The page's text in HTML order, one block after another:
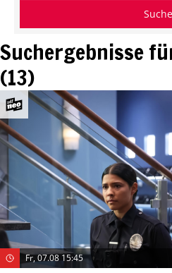
Suchergebnisse
(13)
Fr, 07.08 15:45
Suche